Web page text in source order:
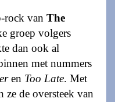
rock van The
groep volgers
dan ook al
met nummers
en Too Late. Met
ze de oversteek van